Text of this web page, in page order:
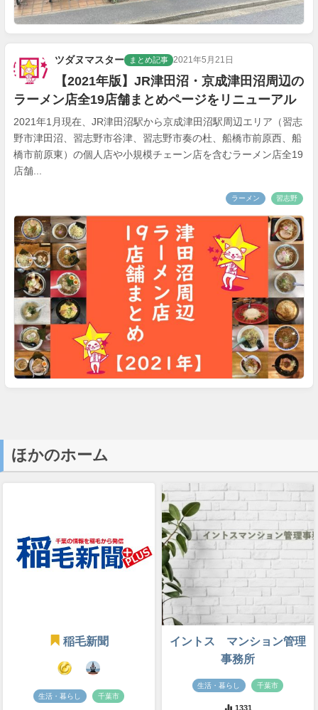
ほかのホーム
稲毛新聞
生活・暮らし 千葉市
イントス マンション管理
事務所
生活・暮らし 千葉市
1331